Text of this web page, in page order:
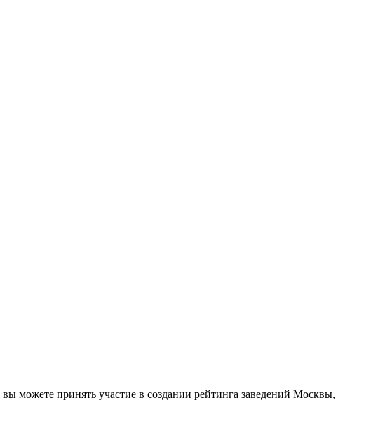
принять участие в создании рейтинга заведений Москвы,